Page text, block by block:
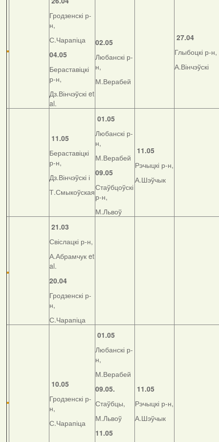
Гродзенскі р-
н,
С.Чарапіца
04.05
Бераставіцкі
р-н,
Дз.Вінчэўскі et
al.
02.05
Любанскі р-
н,
М.Верабей
27.04
Глыбоцкі р-н,
А.Вінчэўскі
11.05
Бераставіцкі
р-н,
Дз.Вінчэўскі і
Т.Смыкоўская
01.05
Любанскі р-
н,
М.Верабей
09.05
Стаўбцоўскі
р-н,
М.Львоў
11.05
Рэчыцкі р-н,
А.Шэўчык
21.03
Свіслацкі р-н,
А.Абрамчук et
al.
20.04
Гродзенскі р-
н,
С.Чарапіца
10.05
Гродзенскі р-
н,
С.Чарапіца
01.05
Любанскі р-
н,
М.Верабей
09.05.
Стаўбцы,
М.Львоў
11.05
11.05
Рэчыцкі р-н,
А.Шэўчык